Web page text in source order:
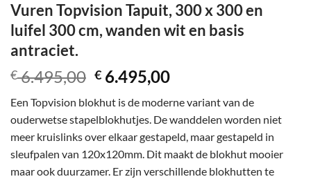
Vuren Topvision Tapuit, 300 x 300 en
luifel 300 cm, wanden wit en basis
antraciet.
€6.495,00 Oorspronkelijke
was:
€ 6.495,00.
€ 6.495,00Huidige
is:
€ 6.495,00.
Een Topvision blokhut is de moderne variant van de
ouderwetse stapelblokhutjes. De wanddelen worden niet
meer kruislinks over elkaar gestapeld, maar gestapeld in
sleufpalen van 120x120mm. Dit maakt de blokhut mooier
maar ook duurzamer. Er zijn verschillende blokhutten te